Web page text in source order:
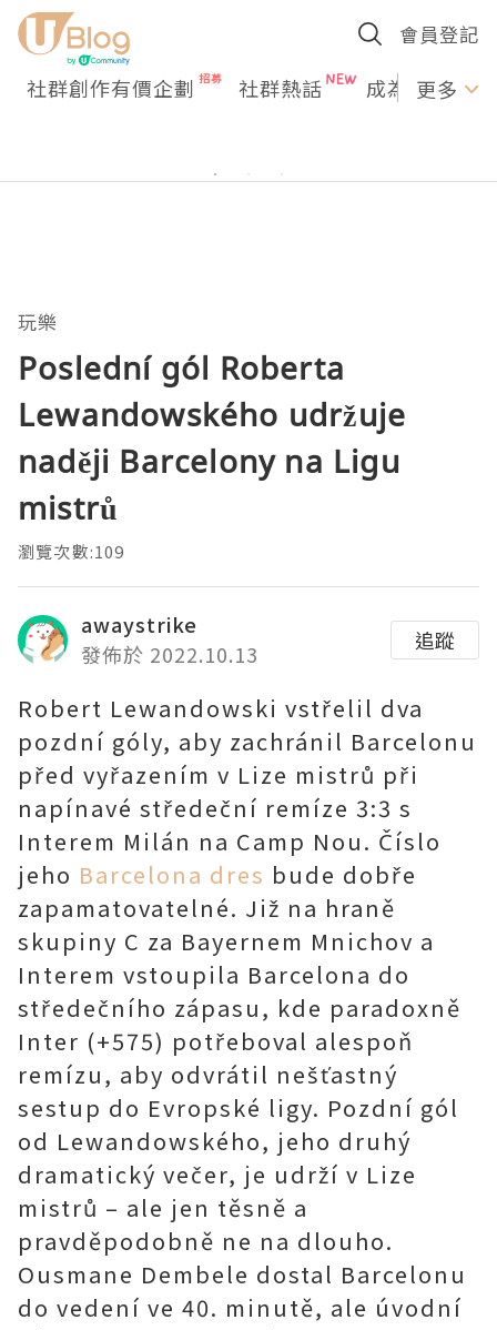
會員登記
社群創作有價企劃 社群熱話 成為U更多
玩樂
Poslední gól Roberta
Lewandowského udržuje
naději Barcelony na Ligu
mistrů
瀏覽次數:109
awaystrike
發佈於 2022.10.13
追蹤
Robert Lewandowski vstřelil dva
pozdní góly, aby zachránil Barcelonu
před vyřazením v Lize mistrů při
napínavé středeční remíze 3:3 s
Interem Milán na Camp Nou. Číslo
jeho Barcelona dres bude dobře
zapamatovatelné. Již na hraně
skupiny C za Bayernem Mnichov a
Interem vstoupila Barcelona do
středečního zápasu, kde paradoxně
Inter (+575) potřeboval alespoň
remízu, aby odvrátil nešťastný
sestup do Evropské ligy. Pozdní gól
od Lewandowského, jeho druhý
dramatický večer, je udrží v Lize
mistrů – ale jen těsně a
pravděpodobně ne na dlouho.
Ousmane Dembele dostal Barcelonu
do vedení ve 40. minutě, ale úvodní